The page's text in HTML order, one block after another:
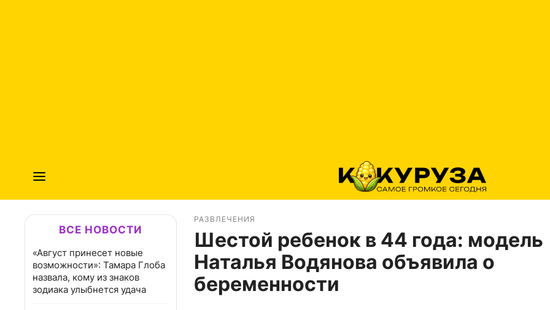
ВСЕ НОВОСТИ
«Август принесет новые
возможности»: Тамара Глоба
назвала, кому из знаков
зодиака улыбнется удача
РАЗВЛЕЧЕНИЯ
Шестой ребенок в 44 года: модель
Наталья Водянова объявила о
беременности